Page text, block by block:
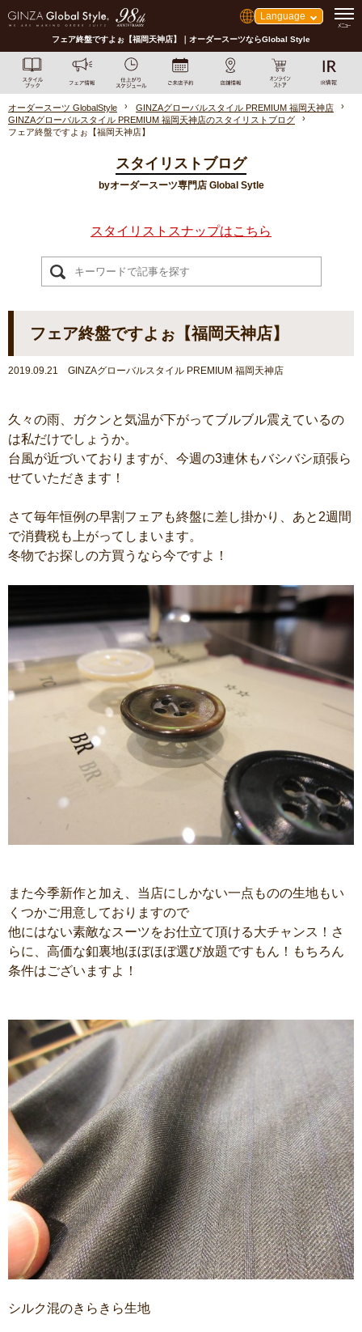
Language
フェア終盤ですよぉ【福岡天神店】｜オーダースーツならGlobal Style
オーダースーツ GlobalStyle
GINZAグローバルスタイル PREMIUM 福岡天神店
GINZAグローバルスタイル PREMIUM 福岡天神店のスタイリストブログ
フェア終盤ですよぉ【福岡天神店】
スタイリストブログ
byオーダースーツ専門店 Global Sytle
スタイリストスナップはこちら
フェア終盤ですよぉ【福岡天神店】
2019.09.21 GINZAグローバルスタイル PREMIUM 福岡天神店
久々の雨、ガクンと気温が下がってブルブル震えているの
は私だけでしょうか。
台風が近づいておりますが、今週の3連休もバシバシ頑張ら
せていただきます！
さて毎年恒例の早割フェアも終盤に差し掛かり、あと2週間
で消費税も上がってしまいます。
冬物でお探しの方買うなら今ですよ！
また今季新作と加え、当店にしかない一点ものの生地もい
くつかご用意しておりますので
他にはない素敵なスーツをお仕立て頂ける大チャンス！さ
らに、高価な釦裏地ほぼほぼ選び放題ですもん！もちろん
条件はございますよ！
シルク混のきらきら生地